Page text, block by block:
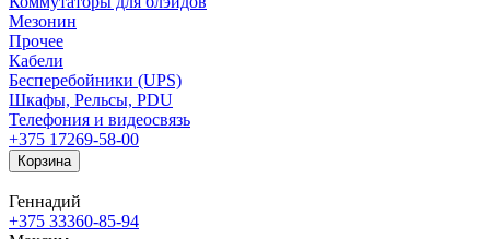
Мезонин
Прочее
Кабели
Бесперебойники (UPS)
Шкафы, Рельсы, PDU
Телефония и видеосвязь
+375 17269-58-00
Корзина
Геннадий
+375 33360-85-94